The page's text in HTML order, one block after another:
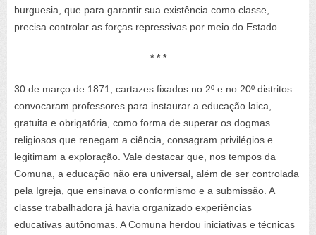
burguesia, que para garantir sua existência como classe,
precisa controlar as forças repressivas por meio do Estado.
* * *
30 de março de 1871, cartazes fixados no 2º e no 20º distritos
convocaram professores para instaurar a educação laica,
gratuita e obrigatória, como forma de superar os dogmas
religiosos que renegam a ciência, consagram privilégios e
legitimam a exploração. Vale destacar que, nos tempos da
Comuna, a educação não era universal, além de ser controlada
pela Igreja, que ensinava o conformismo e a submissão. A
classe trabalhadora já havia organizado experiências
educativas autônomas. A Comuna herdou iniciativas e técnicas